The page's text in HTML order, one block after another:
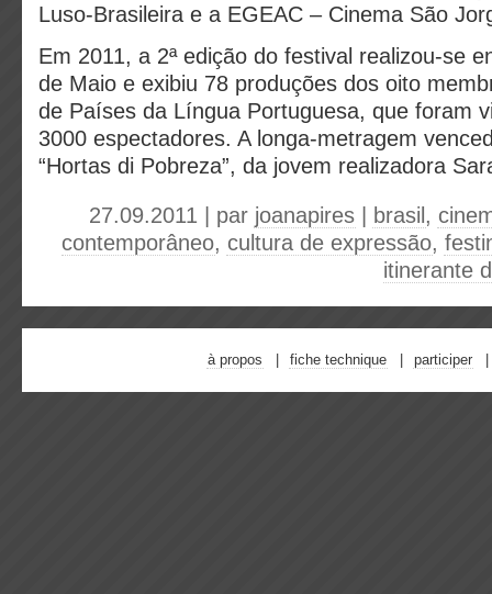
Luso-Brasileira e a EGEAC – Cinema São
Em 2011, a 2ª edição do festival realizou-se
de Maio e exibiu 78 produções dos oito
de Países da Língua Portuguesa, que foram
3000 espectadores. A longa-metragem
“Hortas di Pobreza”, da jovem realizadora
27.09.2011 | par joanapires brasil ,
contemporâneo, cultura de expressão,
itinerante
à propos fiche technique participer